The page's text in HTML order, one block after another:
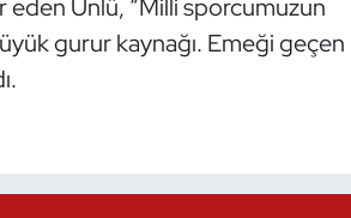
Ünlü, “Milli sporcumuzun
gurur kaynağı. Emeği geçen